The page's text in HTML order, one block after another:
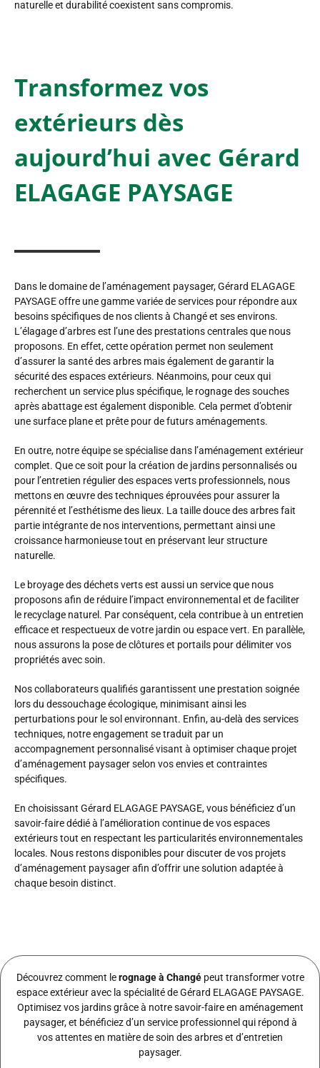
naturelle et durabilité coexistent sans compromis.
Transformez vos
extérieurs dès
aujourd’hui avec Gérard
ELAGAGE PAYSAGE
Dans le domaine de l’aménagement paysager, Gérard ELAGAGE
PAYSAGE offre une gamme variée de services pour répondre aux
besoins spécifiques de nos clients à Changé et ses environs.
L’élagage d’arbres est l’une des prestations centrales que nous
proposons. En effet, cette opération permet non seulement
d’assurer la santé des arbres mais également de garantir la
sécurité des espaces extérieurs. Néanmoins, pour ceux qui
recherchent un service plus spécifique, le rognage des souches
après abattage est également disponible. Cela permet d’obtenir
une surface plane et prête pour de futurs aménagements.
En outre, notre équipe se spécialise dans l’aménagement extérieur
complet. Que ce soit pour la création de jardins personnalisés ou
pour l’entretien régulier des espaces verts professionnels, nous
mettons en œuvre des techniques éprouvées pour assurer la
pérennité et l’esthétisme des lieux. La taille douce des arbres fait
partie intégrante de nos interventions, permettant ainsi une
croissance harmonieuse tout en préservant leur structure
naturelle.
Le broyage des déchets verts est aussi un service que nous
proposons afin de réduire l’impact environnemental et de faciliter
le recyclage naturel. Par conséquent, cela contribue à un entretien
efficace et respectueux de votre jardin ou espace vert. En parallèle,
nous assurons la pose de clôtures et portails pour délimiter vos
propriétés avec soin.
Nos collaborateurs qualifiés garantissent une prestation soignée
lors du dessouchage écologique, minimisant ainsi les
perturbations pour le sol environnant. Enfin, au-delà des services
techniques, notre engagement se traduit par un
accompagnement personnalisé visant à optimiser chaque projet
d’aménagement paysager selon vos envies et contraintes
spécifiques.
En choisissant Gérard ELAGAGE PAYSAGE, vous bénéficiez d’un
savoir-faire dédié à l’amélioration continue de vos espaces
extérieurs tout en respectant les particularités environnementales
locales. Nous restons disponibles pour discuter de vos projets
d’aménagement paysager afin d’offrir une solution adaptée à
chaque besoin distinct.
Découvrez comment lerognage à Changépeut transformer votre
espace extérieur avec la spécialité de Gérard ELAGAGE PAYSAGE.
Optimisez vos jardins grâce à notre savoir-faire en aménagement
paysager, et bénéficiez d’un service professionnel qui répond à
vos attentes en matière de soin des arbres et d’entretien
paysager.